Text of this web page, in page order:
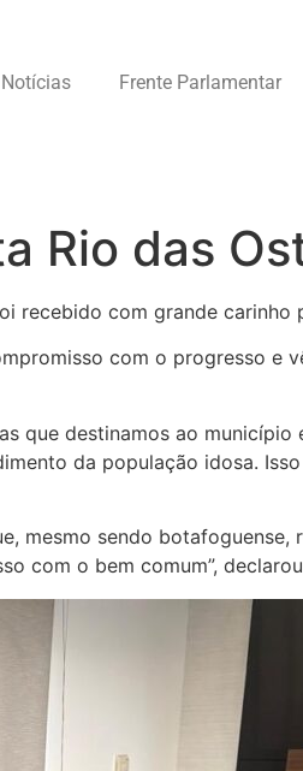
Notícias Frente Parlamentar
Rio das
recebido com grande
com o progresso e
que destinamos ao
da população idosa.
mesmo sendo
com o bem comum”,